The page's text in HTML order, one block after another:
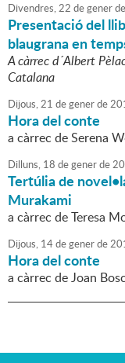
Divendres,22 degenerde
Presentació del
blaugrana en
A càrrec d´Albert
Catalana
Dijous,21 degenerde
Hora del conte
a càrrec de Serena
Dilluns, 18 degenerde
Tertúlia de
Murakami
a càrrec de Teresa
Dijous, 14degenerde
Hora del conte
a càrrec de Joan